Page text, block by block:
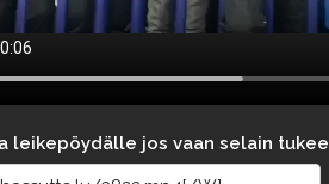
leikepöydälle jos vaan selain tukee